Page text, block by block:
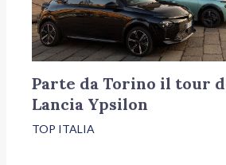
Parte da Torino il tour
Lancia Ypsilon
TOP ITALIA